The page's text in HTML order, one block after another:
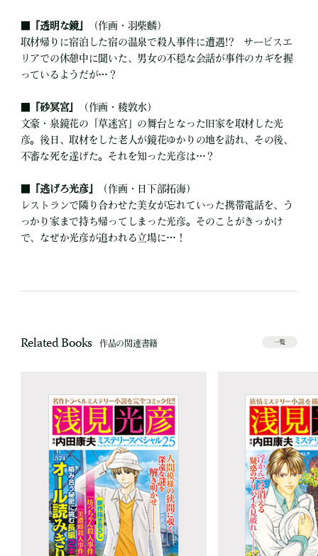
『透明な鏡』
（作画・羽柴麟）
取材帰りに宿泊した宿の温泉で殺人事件に遭遇!? サービスエ
リアでの休憩中に聞いた、男女の不穏な会話が事件のカギを握
っているようだが…？
『砂冥宮』
（作画・稜敦水）
文豪・泉鏡花の「草迷宮」の舞台となった旧家を取材した光
彦。後日、取材をした老人が鏡花ゆかりの地を訪れ、その後、
不審な死を遂げた。それを知った光彦は…？
『逃げろ光彦』
（作画・日下部拓海）
レストランで隣り合わせた美女が忘れていった携帯電話を、う
っかり家まで持ち帰ってしまった光彦。そのことがきっかけ
で、なぜか光彦が追われる立場に…！
Related Books 作品の関連書籍 一覧